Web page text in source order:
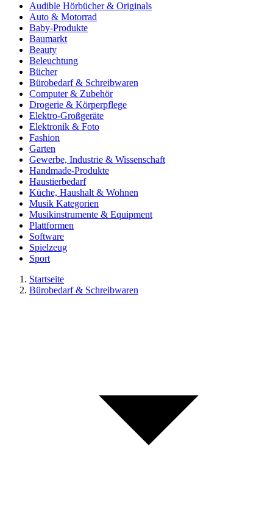
Audible Hörbücher & Originals
Auto & Motorrad
Baby-Produkte
Baumarkt
Beauty
Beleuchtung
Bücher
Bürobedarf & Schreibwaren
Computer & Zubehör
Drogerie & Körperpflege
Elektro-Großgeräte
Elektronik & Foto
Fashion
Garten
Gewerbe, Industrie & Wissenschaft
Handmade-Produkte
Haustierbedarf
Küche, Haushalt & Wohnen
Musik Kategorien
Musikinstrumente & Equipment
Plattformen
Software
Spielzeug
Sport
Startseite
Bürobedarf & Schreibwaren